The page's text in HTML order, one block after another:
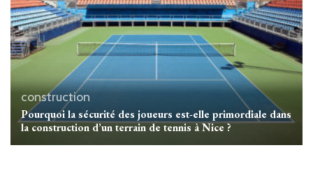
construction
Pourquoi la sécurité des joueurs est-elle primordiale dans
la construction d’un terrain de tennis à Nice ?